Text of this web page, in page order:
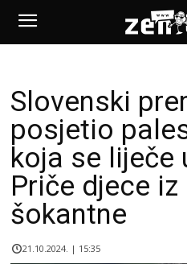
Slovenski
posjetio
koja se liječe
Priče djece iz
šokantne
21.10.2024. | 15:35